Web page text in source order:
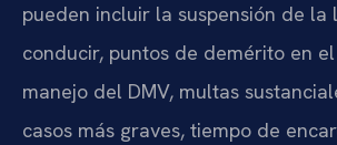
pueden incluir la suspensión de la
conducir, puntos de demérito en
manejo del DMV, multas
casos más graves, tiempo de